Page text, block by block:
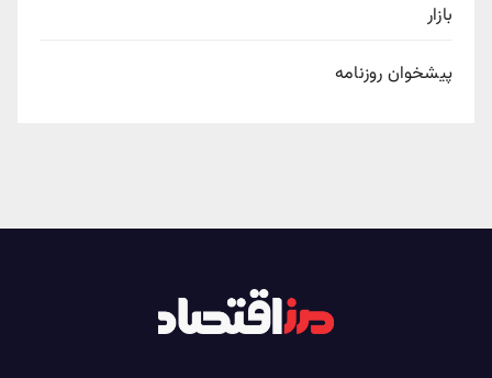
بازار
پیشخوان روزنامه